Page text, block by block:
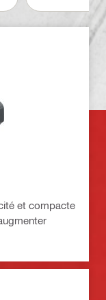
et compacte